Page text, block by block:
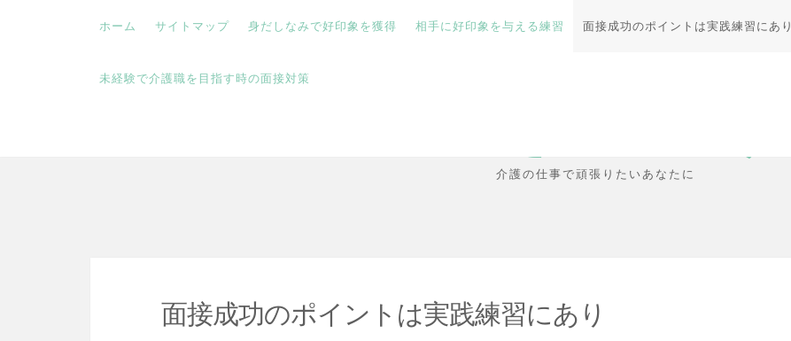
ホーム サイトマップ 身だしなみで好印象を獲得 相手に好印象を与える練習 面接成功のポイントは実践練習にあり
未経験で介護職を目指す時の面接対策
介護の仕事で頑張りたいあなたに
面接成功のポイントは実践練習にあり